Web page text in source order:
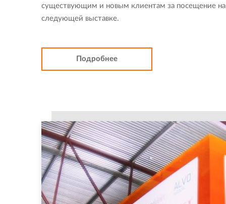
существующим и новым клиентам за посещение
следующей выставке.
Подробнее